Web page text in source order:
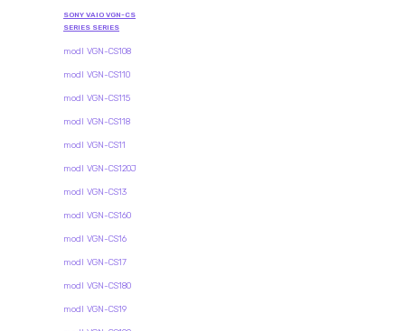
SONY VAIO VGN-CS
SERIES SERIES
modl VGN-CS108
modl VGN-CS110
modl VGN-CS115
modl VGN-CS118
modl VGN-CS11
modl VGN-CS120J
modl VGN-CS13
modl VGN-CS160
modl VGN-CS16
modl VGN-CS17
modl VGN-CS180
modl VGN-CS19